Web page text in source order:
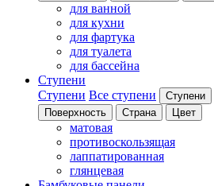
для ванной
для кухни
для фартука
для туалета
для бассейна
Ступени
Ступени Все ступени Ступени
Поверхность Страна Цвет
матовая
противоскользящая
лаппатированная
глянцевая